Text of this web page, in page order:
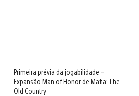
Primeira prévia da jogabilidade –
Expansão Man of Honor de Mafia: The
Old Country